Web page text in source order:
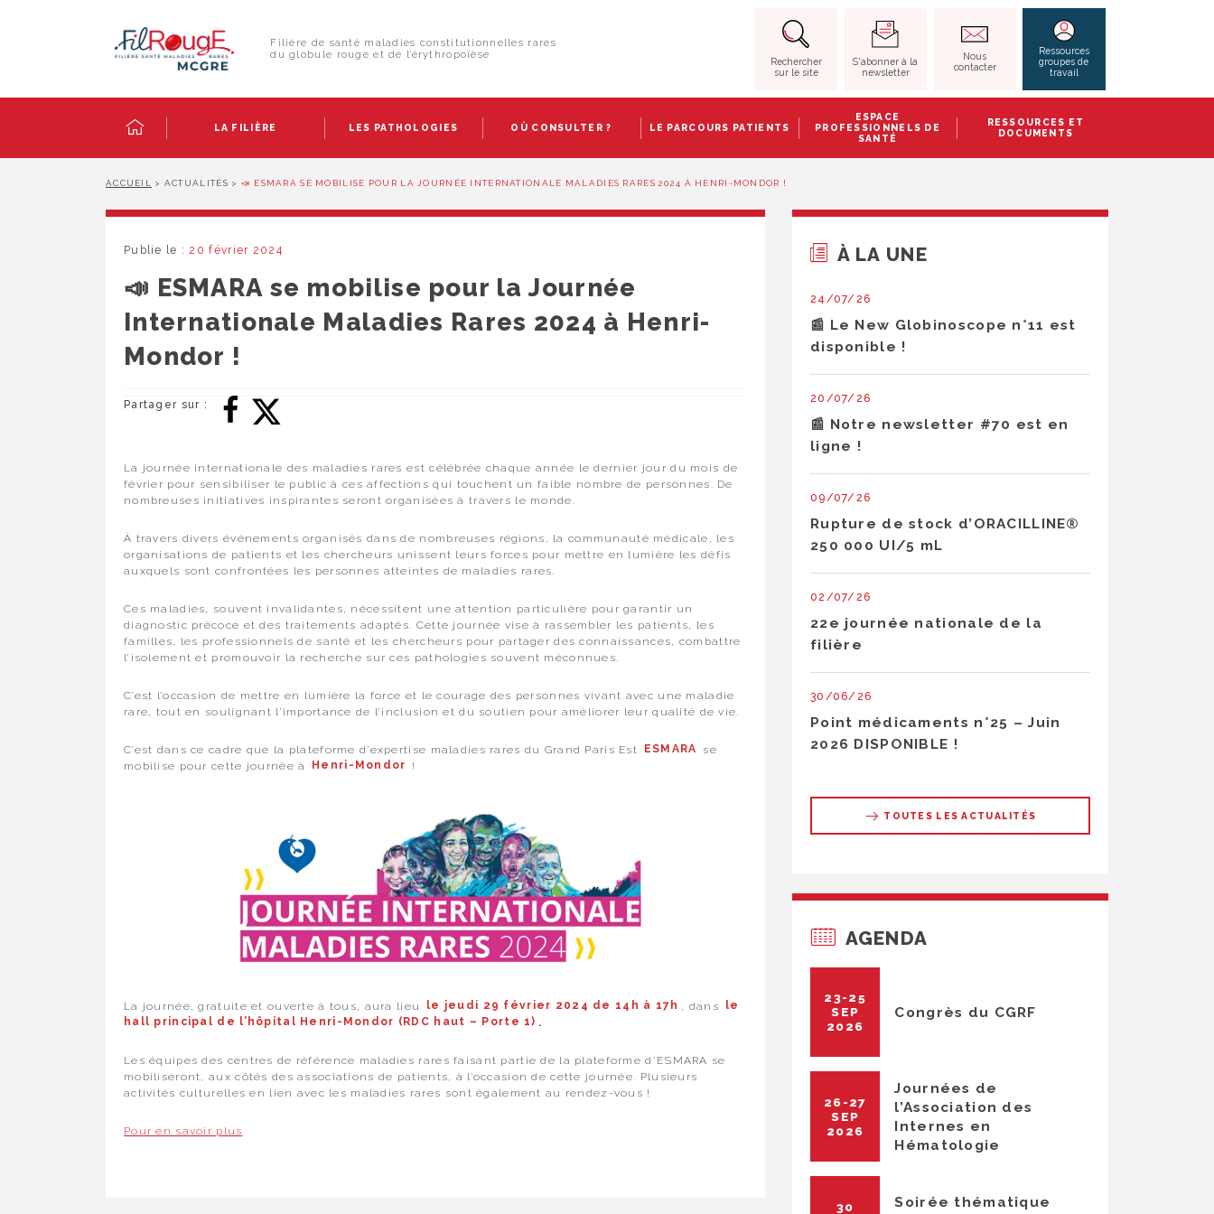
RECHERCHER
Filière de santé maladies constitutionnelles rares
du globule rouge et de l’érythropoïèse
Rechercher
sur le site
S'abonner à la
newsletter
Nous
contacter
Ressources
groupes de
travail
LA FILIÈRE LES PATHOLOGIES OÙ CONSULTER ? LE PARCOURS PATIENTS
ESPACE
PROFESSIONNELS DE
SANTÉ
RESSOURCES ET
DOCUMENTS
ACCUEIL > ACTUALITÉS > 📣 ESMARA SE MOBILISE POUR LA JOURNÉE INTERNATIONALE MALADIES RARES 2024 À HENRI-MONDOR !
Publie le : 20 février 2024
📣 ESMARA se mobilise pour la Journée
Internationale Maladies Rares 2024 à Henri-
Mondor !
Partager sur :
La journée internationale des maladies rares est célébrée chaque année le dernier jour du mois de
février pour sensibiliser le public à ces affections qui touchent un faible nombre de personnes. De
nombreuses initiatives inspirantes seront organisées à travers le monde.
À travers divers événements organisés dans de nombreuses régions, la communauté médicale, les
organisations de patients et les chercheurs unissent leurs forces pour mettre en lumière les défis
auxquels sont confrontées les personnes atteintes de maladies rares.
Ces maladies, souvent invalidantes, nécessitent une attention particulière pour garantir un
diagnostic précoce et des traitements adaptés. Cette journée vise à rassembler les patients, les
familles, les professionnels de santé et les chercheurs pour partager des connaissances, combattre
l’isolement et promouvoir la recherche sur ces pathologies souvent méconnues.
C’est l’occasion de mettre en lumière la force et le courage des personnes vivant avec une maladie
rare, tout en soulignant l’importance de l’inclusion et du soutien pour améliorer leur qualité de vie.
C’est dans ce cadre que la plateforme d’expertise maladies rares du Grand Paris Est ESMARA
se
mobilise pour cette journée à
Henri-Mondor !
La journée, gratuite et ouverte à tous, aura lieu le jeudi 29 février 2024 de 14h à 17h , dans
le
hall principal de l’hôpital Henri-Mondor (RDC haut – Porte 1) .
Les équipes des centres de référence maladies rares faisant partie de la plateforme d’ESMARA se
mobiliseront, aux côtés des associations de patients, à l’occasion de cette journée. Plusieurs
activités culturelles en lien avec les maladies rares sont également au rendez-vous !
Pour en savoir plus
À LA UNE
24/07/26
📰 Le New Globinoscope n°11 est
disponible !
20/07/26
📰 Notre newsletter #70 est en
ligne !
09/07/26
Rupture de stock d’ORACILLINE®
250 000 UI/5 mL
02/07/26
22e journée nationale de la
filière
30/06/26
Point médicaments n°25 – Juin
2026 DISPONIBLE !
TOUTES LES ACTUALITÉS
AGENDA
23-25
SEP
2026
Congrès du CGRF
26-27
SEP
2026
Journées de
l’Association des
Internes en
Hématologie
30
Soirée thématique